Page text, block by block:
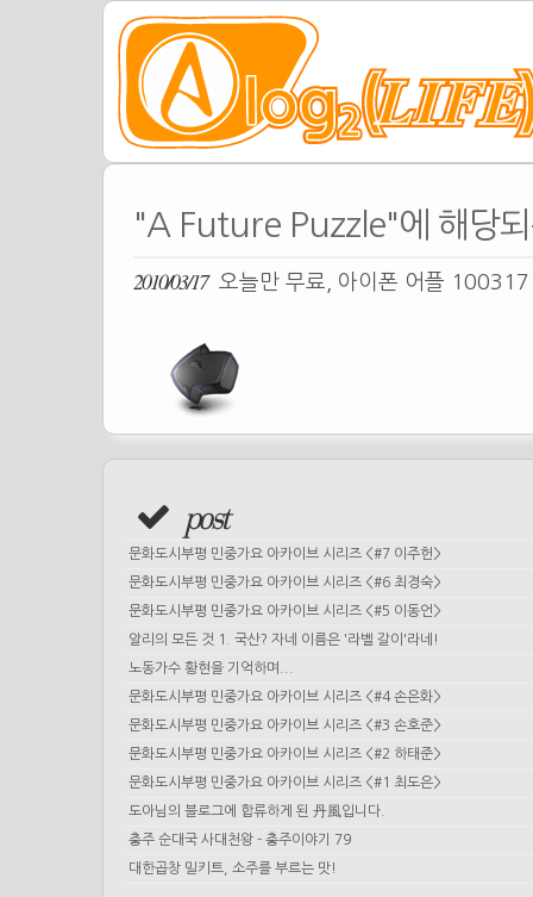
"A Future Puzzle"에 해당
2010/03/17 오늘만 무료, 아이폰 어플
post
문화도시부평 민중가요 아카이브 시리즈 <#7 이주헌>
문화도시부평 민중가요 아카이브 시리즈 <#6 최경숙>
문화도시부평 민중가요 아카이브 시리즈 <#5 이동언>
알리의 모든 것 1. 국산? 자네 이름은 '라벨 갈이'라네!
노동가수 황현을 기억하며...
문화도시부평 민중가요 아카이브 시리즈 <#4 손은화>
문화도시부평 민중가요 아카이브 시리즈 <#3 손호준>
문화도시부평 민중가요 아카이브 시리즈 <#2 하태준>
문화도시부평 민중가요 아카이브 시리즈 <#1 최도은>
도아님의 블로그에 합류하게 된 丹風입니다.
충주 순대국 사대천왕 - 충주이야기 79
대한곱창 밀키트, 소주를 부르는 맛!